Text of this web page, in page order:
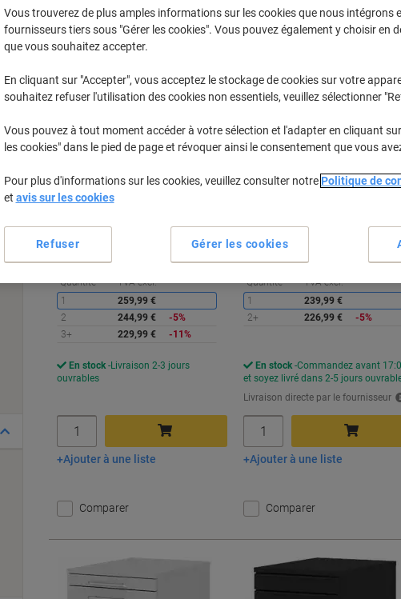
Caisson mobile Schaffenburg
Basic N 3 Tiroirs Verrouillable 420
Achetez Plus,
229,99 €
À partir de 3 Unités
278,29 € TVA incl.
Quantité TVA excl.
Économies
1
259,99 €
2
244,99 €
-5%
3+
229,99 € -11%
En stock Livraison 2-3 jours
ouvrables
Ajouter au panier
Ajouter à une liste
Comparer
Caisson mobile euroseats
Rectangulaire 3 Tiroirs 390 (L) x
226,99 €
À partir de 2
274,66 € TVA incl.
Quantité TVA excl.
1
239,99 €
2+
226,99 € -5%
En stock Commandez avant
et soyez livré dans 2-5 jours
Livraison directe par le fournisseur
Ajouter au panier
Ajouter à une liste
Comparer
Vous trouverez de plus amples informations sur les cookies que nous intégrons
fournisseurs tiers sous "Gérer les cookies". Vous pouvez également y choisir en
que vous souhaitez accepter.
En cliquant sur "Accepter", vous acceptez le stockage de cookies sur votre
souhaitez refuser l'utilisation des cookies non essentiels, veuillez sélectionner
Vous pouvez à tout moment accéder à votre sélection et l'adapter en cliquant sur
les cookies" dans le pied de page et révoquer ainsi le consentement que vous
Pour plus d'informations sur les cookies, veuillez consulter notre Politique de
et avis sur les cookies
Gérer les cookies
Refuser